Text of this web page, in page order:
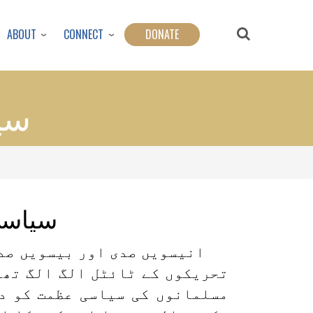
ABOUT CONNECT DONATE
انیسویں صدی اور بیسویں
تحریکوں کے ٹائٹل الگ الگ
مسلمانوں کی سیاسی عظمت